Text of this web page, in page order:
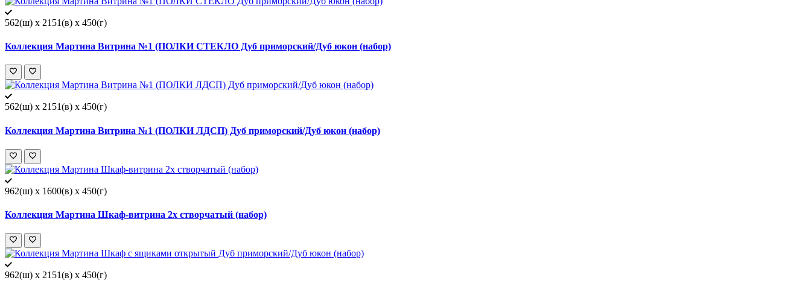
562(ш) x 2151(в) x 450(г)
Коллекция Мартина Витрина №1 (ПОЛКИ СТЕКЛО Дуб приморский/Дуб юкон (набор)
562(ш) x 2151(в) x 450(г)
Коллекция Мартина Витрина №1 (ПОЛКИ ЛДСП) Дуб приморский/Дуб юкон (набор)
962(ш) x 1600(в) x 450(г)
Коллекция Мартина Шкаф-витрина 2х створчатый (набор)
962(ш) x 2151(в) x 450(г)